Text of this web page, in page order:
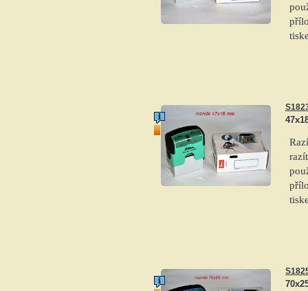
top produkt